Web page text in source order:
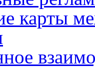
карты